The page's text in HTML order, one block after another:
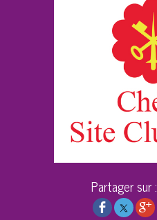
Partager sur :